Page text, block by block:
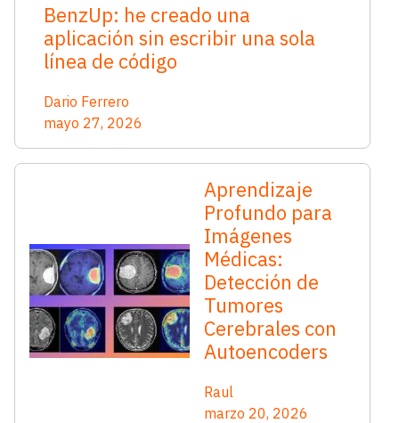
BenzUp: he creado una
aplicación sin escribir una sola
línea de código
Dario Ferrero
mayo 27, 2026
Aprendizaje
Profundo para
Imágenes
Médicas:
Detección de
Tumores
Cerebrales con
Autoencoders
Raul
marzo 20, 2026